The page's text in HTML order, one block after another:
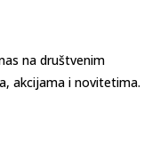
na društvenim
akcijama i novitetima.